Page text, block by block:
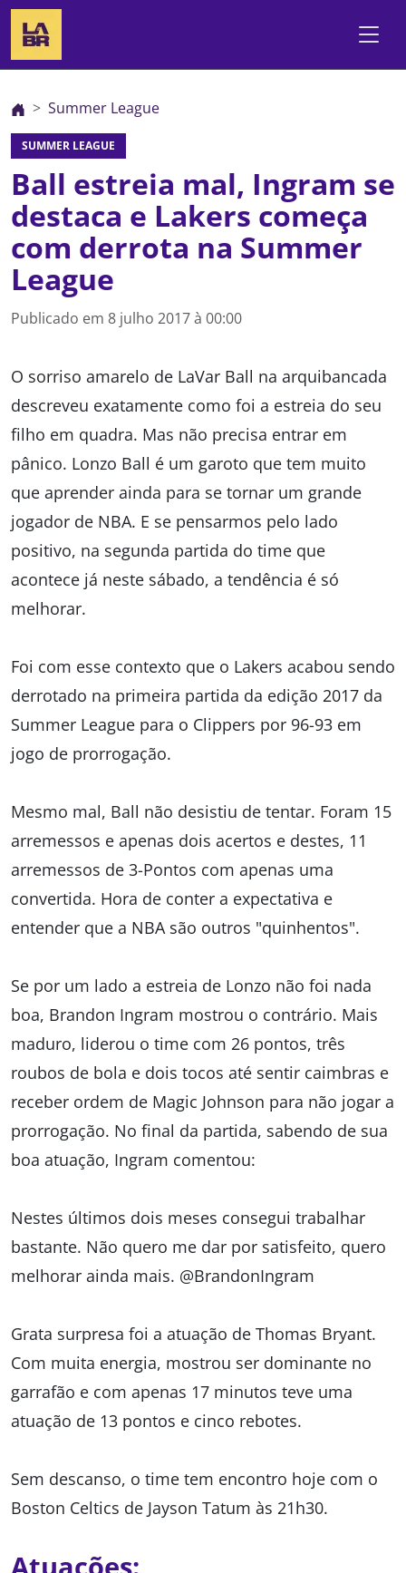
Summer League
SUMMER LEAGUE
Ball estreia mal, Ingram se
destaca e Lakers começa
com derrota na Summer
League
Publicado em 8 julho 2017 à 00:00
O sorriso amarelo de LaVar Ball na arquibancada
descreveu exatamente como foi a estreia do seu
filho em quadra. Mas não precisa entrar em
pânico. Lonzo Ball é um garoto que tem muito
que aprender ainda para se tornar um grande
jogador de NBA. E se pensarmos pelo lado
positivo, na segunda partida do time que
acontece já neste sábado, a tendência é só
melhorar.
Foi com esse contexto que o Lakers acabou sendo
derrotado na primeira partida da edição 2017 da
Summer League para o Clippers por 96-93 em
jogo de prorrogação.
Mesmo mal, Ball não desistiu de tentar. Foram 15
arremessos e apenas dois acertos e destes, 11
arremessos de 3-Pontos com apenas uma
convertida. Hora de conter a expectativa e
entender que a NBA são outros "quinhentos".
Se por um lado a estreia de Lonzo não foi nada
boa, Brandon Ingram mostrou o contrário. Mais
maduro, liderou o time com 26 pontos, três
roubos de bola e dois tocos até sentir caimbras e
receber ordem de Magic Johnson para não jogar a
prorrogação. No final da partida, sabendo de sua
boa atuação, Ingram comentou:
Nestes últimos dois meses consegui trabalhar
bastante. Não quero me dar por satisfeito, quero
melhorar ainda mais. @BrandonIngram
Grata surpresa foi a atuação de Thomas Bryant.
Com muita energia, mostrou ser dominante no
garrafão e com apenas 17 minutos teve uma
atuação de 13 pontos e cinco rebotes.
Sem descanso, o time tem encontro hoje com o
Boston Celtics de Jayson Tatum às 21h30.